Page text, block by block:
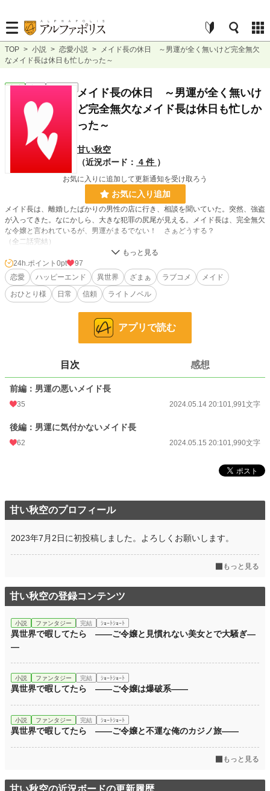
TOP > 小説 > 恋愛小説 >
メイド長の休日 ～男運が全く無いけど完全無欠
なメイド長は休日も忙しかった～
恋愛 完結 ｼｮｰﾄｼｮｰﾄ
メイド長の休日 ～男運が全く無いけ
ど完全無欠なメイド長は休日も忙しか
った～
甘い秋空
（近況ボード： 4 件 ）
お気に入りに追加して更新通知を受け取ろう
お気に入り追加
メイド長は、離婚したばかりの男性の店に行き、相談を聞いていた。突然、強盗
が入ってきた。なにかしら、大きな犯罪の尻尾が見える。メイド長は、完全無欠
な令嬢と言われているが、男運がまるでない！ さぁどうする？
（全二話完結）
小説 228,607 位 / 228,607 件
恋愛 66,317 位 / 66,317 件
初回公開日時 2024.05.14 20:10
累計ポイント 16,744 pt (77,202 位)
24h.ポイント 0pt
97
恋愛
ハッピーエンド 異世界 ざまぁ ラブコメ
メイド
おひとり様
日常 信頼 ライトノベル
アプリで読む
目次 感想
前編：男運の悪いメイド長
35 2024.05.14 20:101,991文字
後編：男運に気付かないメイド長
62 2024.05.15 20:101,990文字
甘い秋空のプロフィール
2023年7月2日に初投稿しました。よろしくお願いします。
もっと見る
甘い秋空の登録コンテンツ
小説 ファンタジー 完結 ｼｮｰﾄｼｮｰﾄ
異世界で暇してたら ――ご令嬢と見慣れない美女とで大騒ぎ―
―
小説 ファンタジー 完結 ｼｮｰﾄｼｮｰﾄ
異世界で暇してたら ――ご令嬢は爆破系――
小説 ファンタジー 完結 ｼｮｰﾄｼｮｰﾄ
異世界で暇してたら ――ご令嬢と不運な俺のカジノ旅――
もっと見る
甘い秋空の近況ボードの更新履歴